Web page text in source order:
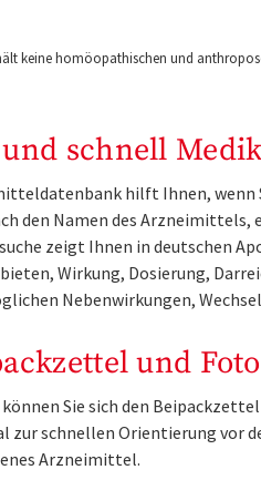
keine homöopathischen und
schnell
hilft Ihnen,
den Namen des Arzneimittels,
zeigt Ihnen in deutschen
Wirkung, Dosierung,
Nebenwirkungen,
und
Sie sich den
zur schnellen Orientierung vor
Arzneimittel.